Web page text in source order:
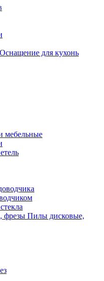
Оснащение для кухонь
мебельные
Пилы дисковые,